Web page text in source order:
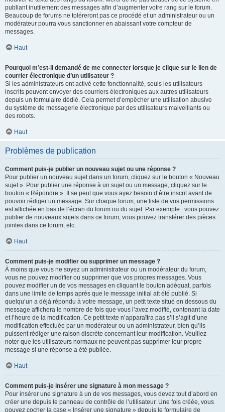
publiant inutilement des messages afin d’augmenter votre rang sur le forum.
Beaucoup de forums ne toléreront pas ce procédé et un administrateur ou un
modérateur pourra vous sanctionner en abaissant votre compteur de
messages.
Haut
Pourquoi m’est-il demandé de me connecter lorsque je clique sur le lien de
courrier électronique d’un utilisateur ?
Si les administrateurs ont activé cette fonctionnalité, seuls les utilisateurs
inscrits peuvent envoyer des courriers électroniques aux autres utilisateurs
depuis un formulaire dédié. Cela permet d’empêcher une utilisation abusive
du système de messagerie électronique par des utilisateurs malveillants ou
des robots.
Haut
Problèmes de publication
Comment puis-je publier un nouveau sujet ou une réponse ?
Pour publier un nouveau sujet dans un forum, cliquez sur le bouton « Nouveau
sujet ». Pour publier une réponse à un sujet ou un message, cliquez sur le
bouton « Répondre ». Il se peut que vous ayez besoin d’être inscrit avant de
pouvoir rédiger un message. Sur chaque forum, une liste de vos permissions
est affichée en bas de l’écran du forum ou du sujet. Par exemple : vous pouvez
publier de nouveaux sujets dans ce forum, vous pouvez transférer des pièces
jointes dans ce forum, etc.
Haut
Comment puis-je modifier ou supprimer un message ?
À moins que vous ne soyez un administrateur ou un modérateur du forum,
vous ne pouvez modifier ou supprimer que vos propres messages. Vous
pouvez modifier un de vos messages en cliquant le bouton adéquat, parfois
dans une limite de temps après que le message initial ait été publié. Si
quelqu’un a déjà répondu à votre message, un petit texte situé en dessous du
message affichera le nombre de fois que vous l’avez modifié, contenant la date
et l’heure de la modification. Ce petit texte n’apparaîtra pas s’il s’agit d’une
modification effectuée par un modérateur ou un administrateur, bien qu’ils
puissent rédiger une raison discrète concernant leur modification. Veuillez
noter que les utilisateurs normaux ne peuvent pas supprimer leur propre
message si une réponse a été publiée.
Haut
Comment puis-je insérer une signature à mon message ?
Pour insérer une signature à un de vos messages, vous devez tout d’abord en
créer une depuis le panneau de contrôle de l’utilisateur. Une fois créée, vous
pouvez cocher la case « Insérer une signature » depuis le formulaire de